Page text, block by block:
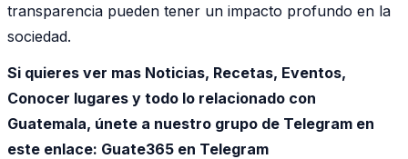
transparencia pueden tener un impacto profundo en la
sociedad.
Si quieres ver mas Noticias, Recetas, Eventos,
Conocer lugares y todo lo relacionado con
Guatemala, únete a nuestro grupo de Telegram en
este enlace: Guate365 en Telegram